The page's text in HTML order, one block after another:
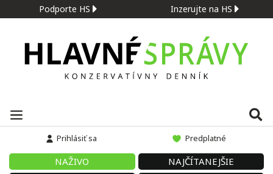
Podporte HS Inzerujte na HS
Prihlásiť sa Predplatné
NAŽIVO
NAJČÍTANEJŠIE